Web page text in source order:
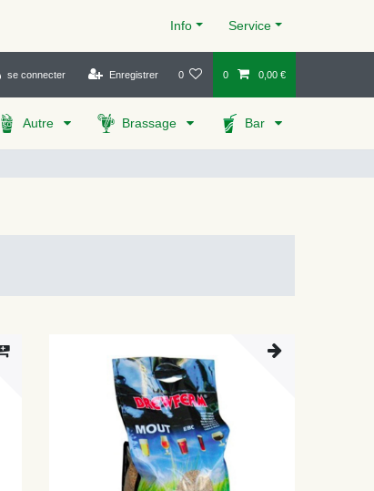
Info Service
se connecter Enregistrer 0 0 0,00 €
Autre Brassage Bar